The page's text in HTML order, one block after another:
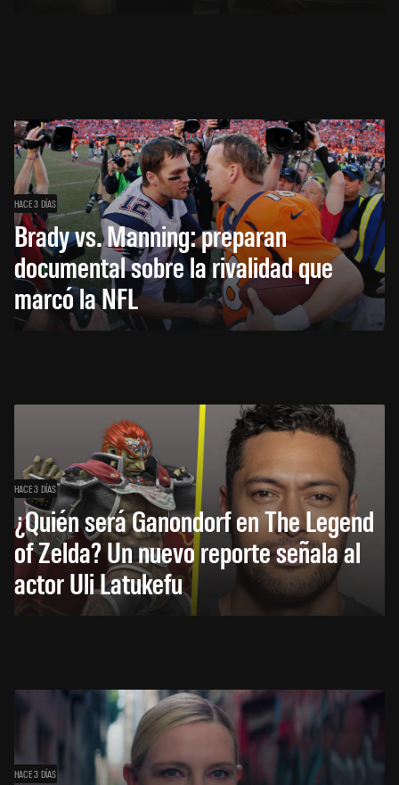
HACE 3 DÍAS
Brady vs. Manning: preparan
documental sobre la rivalidad que
marcó la NFL
HACE 3 DÍAS
¿Quién será Ganondorf en The Legend
of Zelda? Un nuevo reporte señala al
actor Uli Latukefu
HACE 3 DÍAS